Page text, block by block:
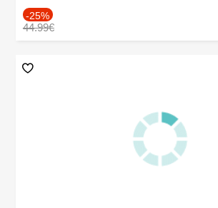
-25%
44.99€